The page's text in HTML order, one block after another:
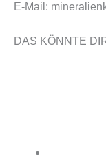
E-Mail:
DAS KÖNNTE